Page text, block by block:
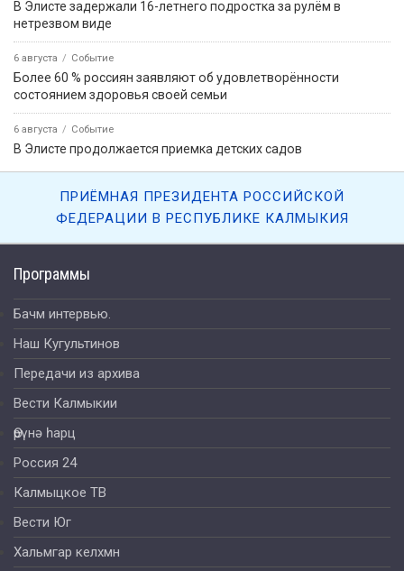
Программы
Бачм интервью.
Наш Кугультинов
Передачи из архива
Вести Калмыкии
Өрүнә һарц
Россия 24
Калмыцкое ТВ
Вести Юг
Хальмгар келхмн
В Элисте задержали 16-летнего подростка за рулём в
нетрезвом виде
6 августа Событие
Более 60 % россиян заявляют об удовлетворённости
состоянием здоровья своей семьи
6 августа Событие
В Элисте продолжается приемка детских садов
ПРИЁМНАЯ ПРЕЗИДЕНТА РОССИЙСКОЙ
ФЕДЕРАЦИИ В РЕСПУБЛИКЕ КАЛМЫКИЯ